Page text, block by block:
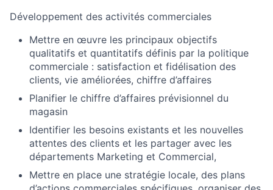
Développement des activités commerciales
Mettre en œuvre les principaux objectifs
qualitatifs et quantitatifs définis par la politique
commerciale : satisfaction et fidélisation des
clients, vie améliorées, chiffre d’affaires
Planifier le chiffre d’affaires prévisionnel du
magasin
Identifier les besoins existants et les nouvelles
attentes des clients et les partager avec les
départements Marketing et Commercial,
Mettre en place une stratégie locale, des plans